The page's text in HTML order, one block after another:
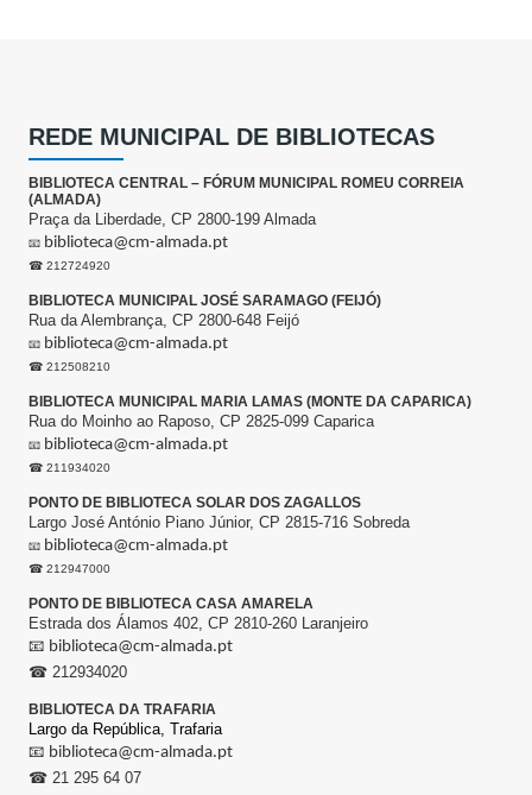
REDE MUNICIPAL DE BIBLIOTECAS
BIBLIOTECA CENTRAL – FÓRUM MUNICIPAL ROMEU CORREIA
(ALMADA)
Praça da Liberdade, CP 2800-199 Almada
📧 biblioteca@cm-almada.pt
☎ 212724920
BIBLIOTECA MUNICIPAL JOSÉ SARAMAGO (FEIJÓ)
Rua da Alembrança, CP 2800-648 Feijó
📧 biblioteca@cm-almada.pt
☎ 212508210
BIBLIOTECA MUNICIPAL MARIA LAMAS (MONTE DA CAPARICA)
Rua do Moinho ao Raposo, CP 2825-099 Caparica
📧 biblioteca@cm-almada.pt
☎ 211934020
PONTO DE BIBLIOTECA SOLAR DOS ZAGALLOS
Largo José António Piano Júnior, CP 2815-716 Sobreda
📧 biblioteca@cm-almada.pt
☎ 212947000
PONTO DE BIBLIOTECA CASA AMARELA
Estrada dos Álamos 402, CP 2810-260 Laranjeiro
📧 biblioteca@cm-almada.pt
☎ 212934020
BIBLIOTECA DA TRAFARIA
Largo da República, Trafaria
📧 biblioteca@cm-almada.pt
☎ 21 295 64 07